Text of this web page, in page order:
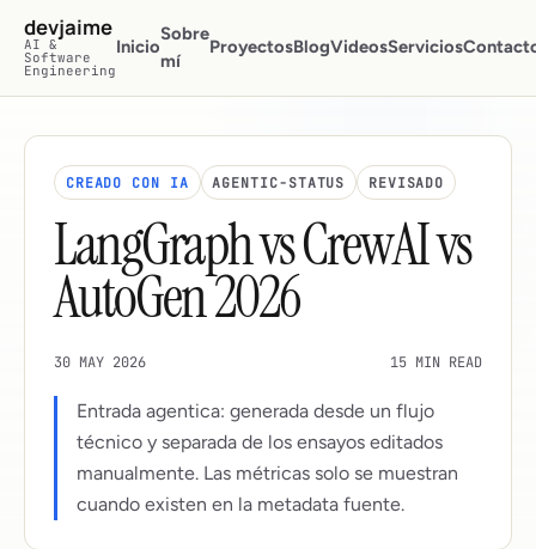
Saltar al contenido principal
devjaime
AI &
Software
Engineering
Inicio
Sobre
mí
ProyectosBlogVideosServicios
CREADO CON IA AGENTIC-STATUS REVISADO
LangGraph vs CrewAI vs
AutoGen 2026
30 MAY 2026 15 MIN READ
Entrada agentica: generada desde un flujo
técnico y separada de los ensayos editados
manualmente. Las métricas solo se muestran
cuando existen en la metadata fuente.